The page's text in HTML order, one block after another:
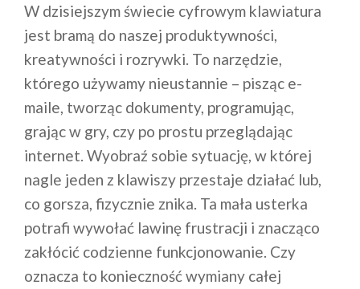
W dzisiejszym świecie cyfrowym klawiatura
jest bramą do naszej produktywności,
kreatywności i rozrywki. To narzędzie,
którego używamy nieustannie – pisząc e-
maile, tworząc dokumenty, programując,
grając w gry, czy po prostu przeglądając
internet. Wyobraź sobie sytuację, w której
nagle jeden z klawiszy przestaje działać lub,
co gorsza, fizycznie znika. Ta mała usterka
potrafi wywołać lawinę frustracji i znacząco
zakłócić codzienne funkcjonowanie. Czy
oznacza to konieczność wymiany całej